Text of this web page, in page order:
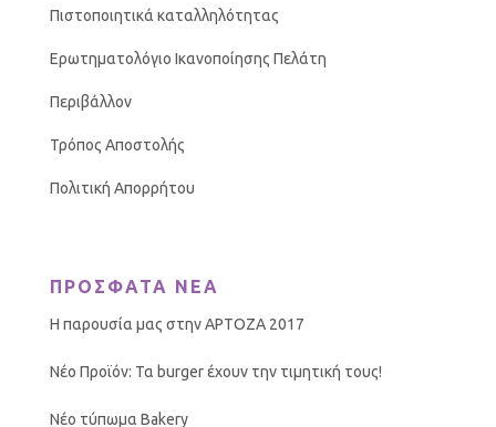
Πιστοποιητικά καταλληλότητας
Ερωτηματολόγιο Ικανοποίησης Πελάτη
Περιβάλλον
Τρόπος Αποστολής
Πολιτική Απορρήτου
ΠΡΟΣΦΑΤΑ ΝΕΑ
Η παρουσία μας στην ΑΡΤΟΖΑ 2017
Νέο Προϊόν: Τα burger έχουν την τιμητική τους!
Νέο τύπωμα Bakery